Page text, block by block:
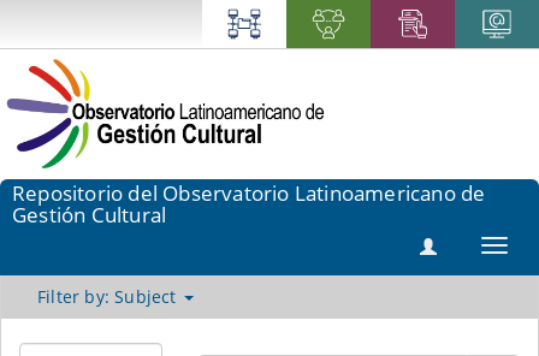
Repositorio del Observatorio Latinoamericano de
Gestión Cultural
Filter by: Subject